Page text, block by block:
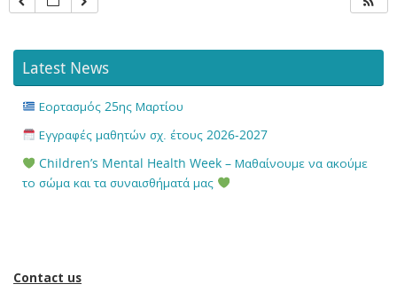
Latest News
Εορτασμός 25ης Μαρτίου
Εγγραφές μαθητών σχ. έτους 2026-2027
Children’s Mental Health Week – Μαθαίνουμε να ακούμε
το σώμα και τα συναισθήματά μας
Contact us